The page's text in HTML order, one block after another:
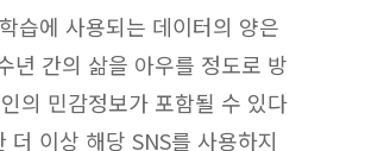
습에 사용되는 데이터의 양은
년 간의 삶을 아우를 정도로 방
의 민감정보가 포함될 수 있다
더 이상 해당 SNS를 사용하지